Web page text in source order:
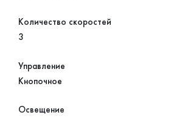
Количество скоростей
3
Управление
Кнопочное
Освещение